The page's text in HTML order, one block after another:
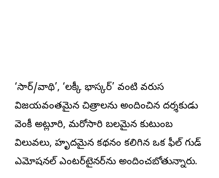
‘సార్/వాథి’, ‘లక్కీ భాస్కర్’ వంటి వరుస
విజయవంతమైన చిత్రాలను అందించిన దర్శకుడు
వెంకీ అట్లూరి, మరోసారి బలమైన కుటుంబ
విలువలు, హృద్యమైన కథనం కలిగిన ఒక ఫీల్ గుడ్
ఎమోషనల్ ఎంటర్‌టైనర్‌ను అందించబోతున్నారు.